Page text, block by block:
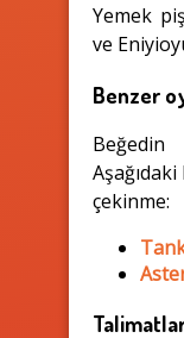
Yemek
ve
Benzer
çekinme: